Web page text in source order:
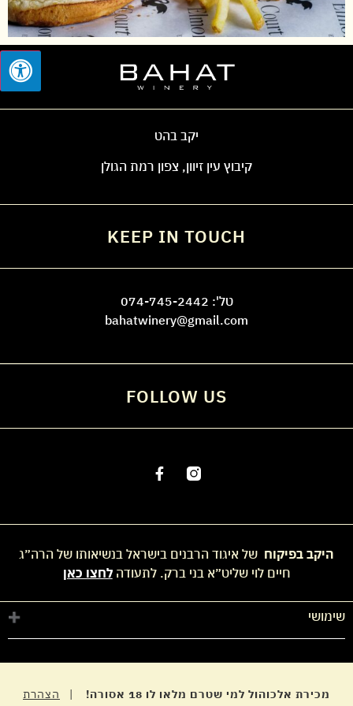
יקב בהט
קיבוץ עין זיוון, צפון רמת הגולן
KEEP IN TOUCH
טל': 074-745-2442
bahatwinery@gmail.com
FOLLOW US
היקב בפיקוח של איגוד הרבנים בישראל בנשיאותו של הרה״ג
חיים לוי שליט״א בני ברק. לתעודהלחצו כאן
שימושי
מכירת אלכוהול למי שטרם מלאו לו 18 אסורה! |
הצהרת